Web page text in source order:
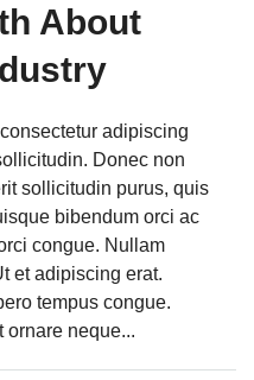
About
adipiscing
Donec non
sollicitudin purus, quis
bibendum orci ac
congue. Nullam
et adipiscing erat.
tempus congue.
ornare neque...